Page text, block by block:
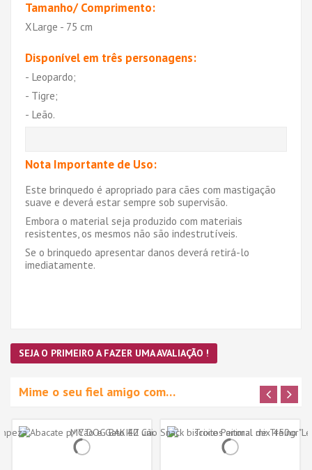
Tamanho/ Comprimento:
XLarge - 75 cm
Disponível em três personagens:
- Leopardo;
- Tigre;
- Leão.
Nota Importante de Uso:
Este brinquedo é apropriado para cães com mastigação
suave e deverá estar sempre sob supervisão.
Embora o material seja produzido com materiais
resistentes, os mesmos não são indestrutíveis.
Se o brinquedo apresentar danos deverá retirá-lo
imediatamente.
SEJA O PRIMEIRO A FAZER UMA AVALIAÇÃO !
Mime o seu fiel amigo com…